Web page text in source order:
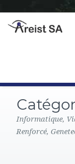
Informatique,
Renforcé,